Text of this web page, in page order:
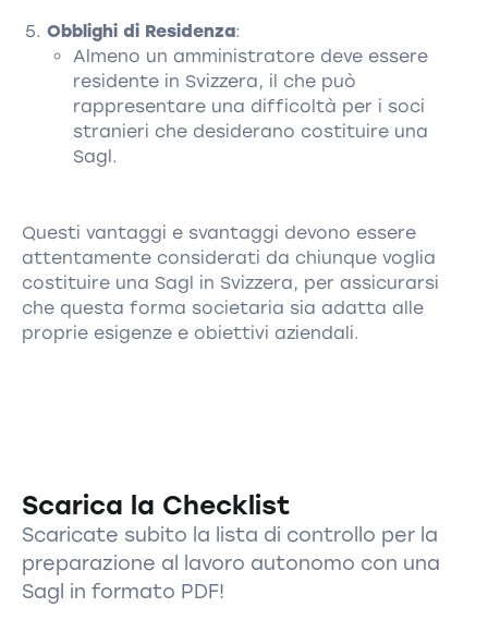
Obblighi di Residenza:
Almeno un amministratore deve essere
residente in Svizzera, il che può
rappresentare una difficoltà per i soci
stranieri che desiderano costituire una
Sagl.
Questi vantaggi e svantaggi devono essere
attentamente considerati da chiunque voglia
costituire una Sagl in Svizzera, per assicurarsi
che questa forma societaria sia adatta alle
proprie esigenze e obiettivi aziendali.
Scarica la Checklist
Scaricate subito la lista di controllo per la
preparazione al lavoro autonomo con una
Sagl in formato PDF!